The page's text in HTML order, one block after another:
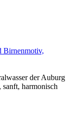
der Auburg
harmonisch